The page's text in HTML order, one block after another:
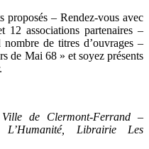
proposés – Rendez-vous avec
12 associations partenaires –
de titres d’ouvrages –
de Mai 68 » et soyez présents
de Clermont-Ferrand –
Librairie Les